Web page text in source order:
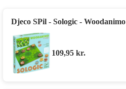
Djeco SPil - Sologic - Woodanimo
109,95 kr.